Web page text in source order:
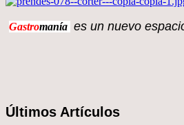
Gastromanía es un
Últimos Artículos